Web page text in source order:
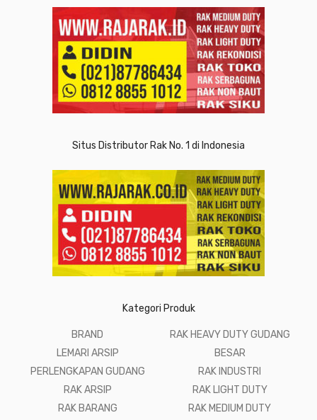
Situs Distributor Rak No. 1 di Indonesia
Kategori Produk
BRAND
LEMARI ARSIP
PERLENGKAPAN GUDANG
RAK ARSIP
RAK BARANG
RAK HEAVY DUTY GUDANG
BESAR
RAK INDUSTRI
RAK LIGHT DUTY
RAK MEDIUM DUTY